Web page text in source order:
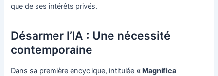
que de ses intérêts privés.
Désarmer l’IA : Une nécessité
contemporaine
Dans sa première encyclique, intitulée « Magnifica